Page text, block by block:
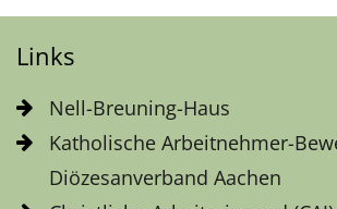
Links
Nell-Breuning-Haus
Katholische Arbeitnehmer-
Diözesanverband Aachen